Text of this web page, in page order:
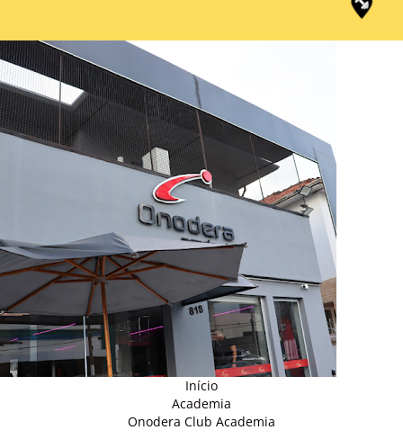
Início
Academia
Onodera Club Academia